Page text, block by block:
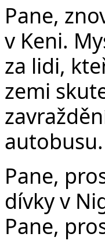
Pane,
v Keni.
za lidi,
zemi
Pane,
dívky v
Pane,